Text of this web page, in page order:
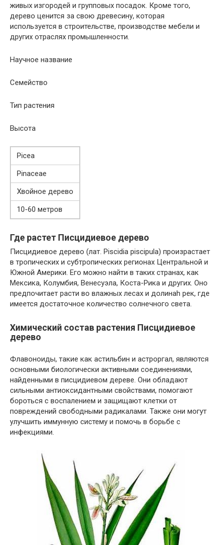
живых изгородей и групповых посадок. Кроме того,
дерево ценится за свою древесину, которая
используется в строительстве, производстве мебели и
других отраслях промышленности.
Научное название
Семейство
Тип растения
Высота
Picea
Pinaceae
Хвойное дерево
10-60 метров
Где растет Писцидиевое дерево
Писцидиевое дерево (лат. Piscidia piscipula) произрастает
в тропических и субтропических регионах Центральной и
Южной Америки. Его можно найти в таких странах, как
Мексика, Колумбия, Венесуэла, Коста-Рика и других. Оно
предпочитает расти во влажных лесах и долинah рек, где
имеется достаточное количество солнечного света.
Химический состав растения Писцидиевое
дерево
Флавоноиды, такие как астильбин и астроргал, являются
основными биологически активными соединениями,
найденными в писцидиевом дереве. Они обладают
сильными антиоксидантными свойствами, помогают
бороться с воспалением и защищают клетки от
повреждений свободными радикалами. Также они могут
улучшить иммунную систему и помочь в борьбе с
инфекциями.